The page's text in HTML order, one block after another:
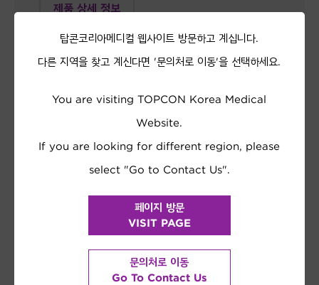
제품 상세 정보
탑콘코리아메디컬 웹사이트 방문하고 계십니다.
다른 지역을 찾고 계신다면 '문의처로 이동'을 선택하세요.
You are visiting TOPCON Korea Medical
Website.
If you are looking for different region, please
select "Go to Contact Us".
페이지 방문
VISIT PAGE
문의처로 이동
Go To Contact Us